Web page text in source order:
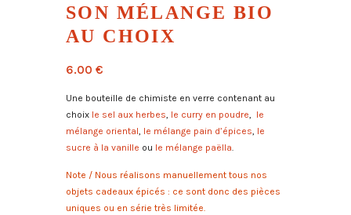
SON MÉLANGE BIO
AU CHOIX
6.00 €
Une bouteille de chimiste en verre contenant au
choix le sel aux herbes, le curry en poudre, le
mélange oriental, le mélange pain d’épices, le
sucre à la vanille ou le mélange paëlla.
Note / Nous réalisons manuellement tous nos
objets cadeaux épicés : ce sont donc des pièces
uniques ou en série très limitée.